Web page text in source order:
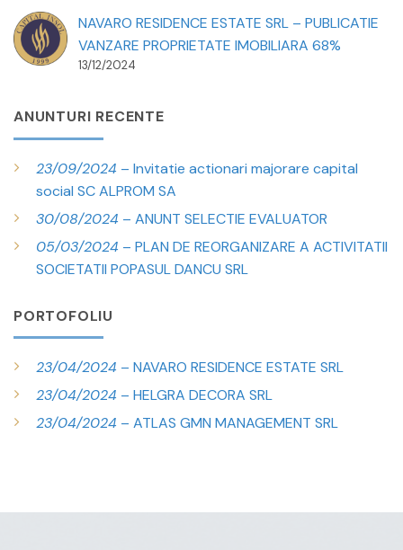
NAVARO RESIDENCE ESTATE SRL – PUBLICATIE
VANZARE PROPRIETATE IMOBILIARA 68%
13/12/2024
ANUNTURI RECENTE
23/09/2024 – Invitatie actionari majorare capital
social SC ALPROM SA
30/08/2024 – ANUNT SELECTIE EVALUATOR
05/03/2024 – PLAN DE REORGANIZARE A ACTIVITATII
SOCIETATII POPASUL DANCU SRL
PORTOFOLIU
23/04/2024 – NAVARO RESIDENCE ESTATE SRL
23/04/2024 – HELGRA DECORA SRL
23/04/2024 – ATLAS GMN MANAGEMENT SRL